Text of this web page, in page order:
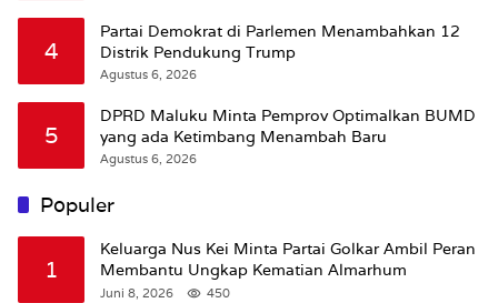
4
Partai Demokrat di Parlemen Menambahkan 12
Distrik Pendukung Trump
Agustus 6, 2026
5
DPRD Maluku Minta Pemprov Optimalkan BUMD
yang ada Ketimbang Menambah Baru
Agustus 6, 2026
Populer
1
Keluarga Nus Kei Minta Partai Golkar Ambil Peran
Membantu Ungkap Kematian Almarhum
Juni 8, 2026 450